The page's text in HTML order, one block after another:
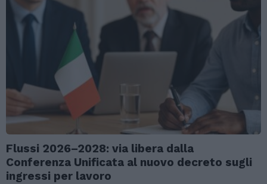
Flussi 2026–2028: via libera dalla
Conferenza Unificata al nuovo decreto sugli
ingressi per lavoro